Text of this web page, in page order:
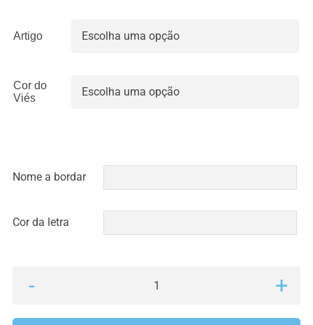
Artigo
Cor do
Viés
Nome a bordar
Cor da letra
Quantidade